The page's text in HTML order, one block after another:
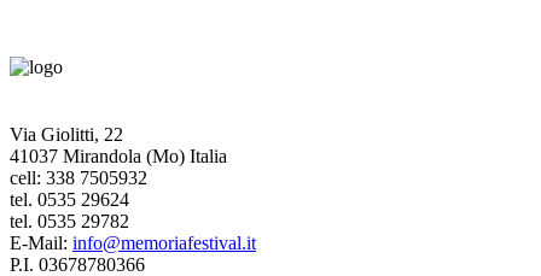
Via Giolitti, 22
41037 Mirandola (Mo) Italia
cell: 338 7505932
tel. 0535 29624
tel. 0535 29782
E-Mail: info@memoriafestival.it
P.I. 03678780366